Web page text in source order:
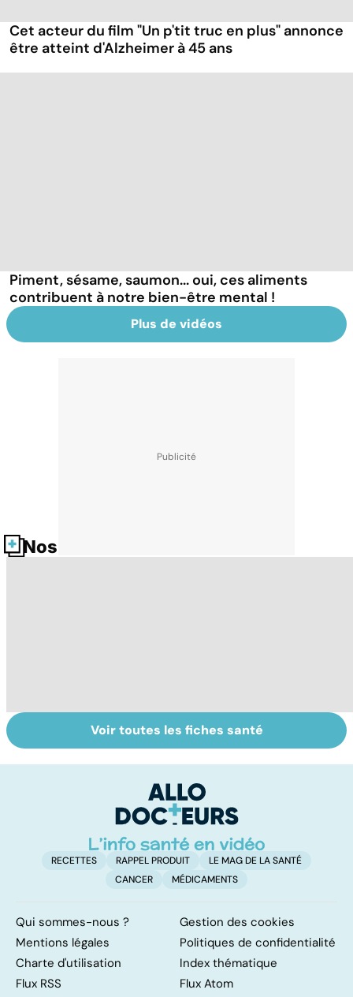
Cet acteur du film "Un p'tit truc en plus" annonce
être atteint d'Alzheimer à 45 ans
Piment, sésame, saumon... oui, ces aliments
contribuent à notre bien-être mental !
Plus de vidéos
Nos fiches santé
Tout savoir sur le
cerveau
Qu'est-ce que le
coma ?
Voir toutes les fiches santé
RECETTES RAPPEL PRODUIT
LE MAG DE LA SANTÉ
CANCER
MÉDICAMENTS
Qui sommes-nous ?
Gestion des cookies
Mentions légales
Politiques de confidentialité
Charte d'utilisation
Index thématique
Flux RSS
Flux Atom